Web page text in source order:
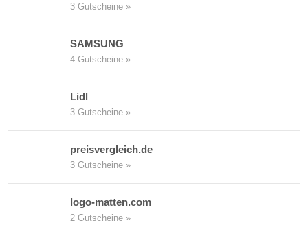
3 Gutscheine »
SAMSUNG
4 Gutscheine »
Lidl
3 Gutscheine »
preisvergleich.de
3 Gutscheine »
logo-matten.com
2 Gutscheine »